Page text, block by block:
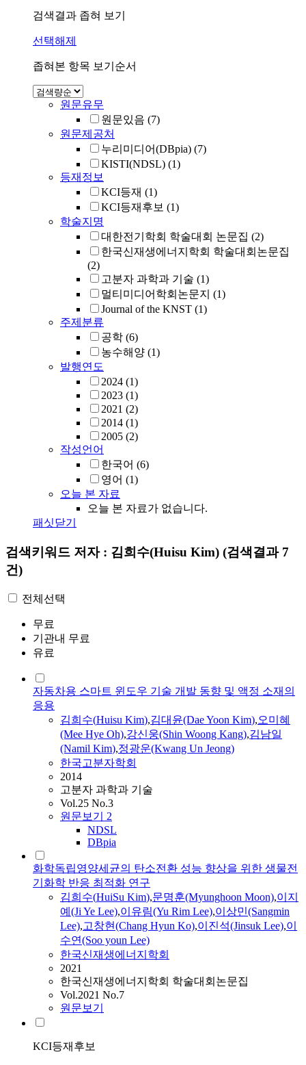
검색결과 좁혀 보기
선택해제
좁혀본 항목 보기순서
원문유무
원문있음 (7)
원문제공처
누리미디어(DBpia) (7)
KISTI(NDSL) (1)
등재정보
KCI등재 (1)
KCI등재후보 (1)
학술지명
대한전기학회 학술대회 논문집 (2)
한국신재생에너지학회 학술대회논문집
(2)
고분자 과학과 기술 (1)
멀티미디어학회논문지 (1)
Journal of the KNST (1)
주제분류
공학 (6)
농수해양 (1)
발행연도
2024 (1)
2023 (1)
2021 (2)
2014 (1)
2005 (2)
작성언어
한국어 (6)
영어 (1)
오늘 본 자료
오늘 본 자료가 없습니다.
패싯닫기
검색키워드 저자 : 김희수(Huisu Kim) (검색결과 7
건)
전체선택
무료
기관내 무료
유료
자동차용 스마트 윈도우 기술 개발 동향 및 액정 소재의
응용
김희수(Huisu Kim),김대윤(Dae Yoon Kim),오미혜
(Mee Hye Oh),강신웅(Shin Woong Kang),김남일
(Namil Kim),정광운(Kwang Un Jeong)
한국고분자학회
2014
고분자 과학과 기술
Vol.25 No.3
원문보기 2
NDSL
DBpia
화학독립영양세균의 탄소전환 성능 향상을 위한 생물전
기화학 반응 최적화 연구
김희수(HuiSu Kim),문명훈(Myunghoon Moon),이지
예(Ji Ye Lee),이유림(Yu Rim Lee),이상민(Sangmin
Lee),고창현(Chang Hyun Ko),이진석(Jinsuk Lee),이
수연(Soo youn Lee)
한국신재생에너지학회
2021
한국신재생에너지학회 학술대회논문집
Vol.2021 No.7
원문보기
KCI등재후보